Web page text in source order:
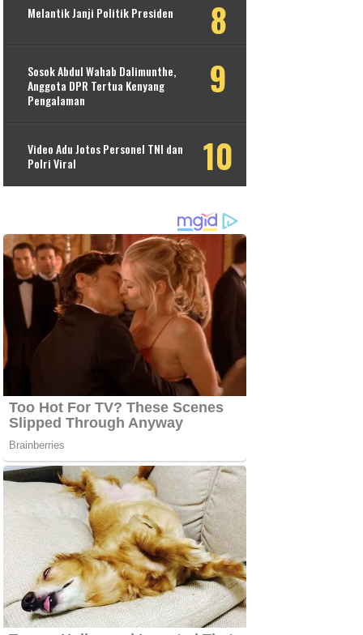
Melantik Janji Politik Presiden
Sosok Abdul Wahab Dalimunthe,
Anggota DPR Tertua Kenyang
Pengalaman
Video Adu Jotos Personel TNI dan
Polri Viral